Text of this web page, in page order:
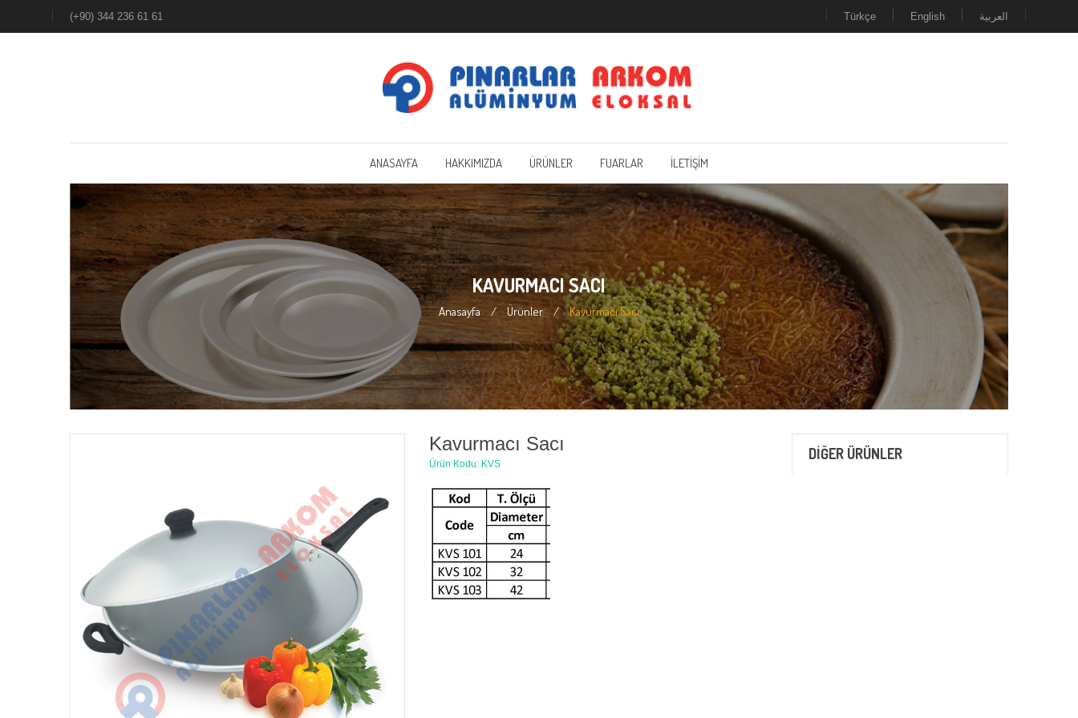
(+90) 344 236 61 61 Türkçe English العربية
ANASAYFA HAKKIMIZDA ÜRÜNLER FUARLAR İLETİŞİM
KAVURMACI SACI
Anasayfa / Ürünler / Kavurmacı Sacı
Kavurmacı Sacı
Ürün Kodu: KVS
DİĞER ÜRÜNLER